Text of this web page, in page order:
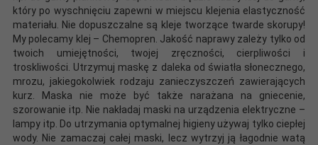
który po wyschnięciu zapewni w miejscu klejenia elastyczność
materiału. Nie dopuszczalne są kleje tworzące twarde skorupy!
My polecamy klej – Chemopren. Jakość naprawy zależy tylko od
twoich umiejętności, twojej zręczności, cierpliwości i
troskliwości. Utrzymuj maskę z daleka od światła słonecznego,
mrozu, jakiegokolwiek rodzaju zanieczyszczeń zawierających
kurz. Maska nie może być także narażana na gniecenie,
szorowanie itp. Nie nakładaj maski na urządzenia elektryczne –
lampy itp. Do utrzymania optymalnej higieny używaj tylko ciepłej
wody. Nie zamaczaj całej maski, lecz wytrzyj ją łagodnie watą